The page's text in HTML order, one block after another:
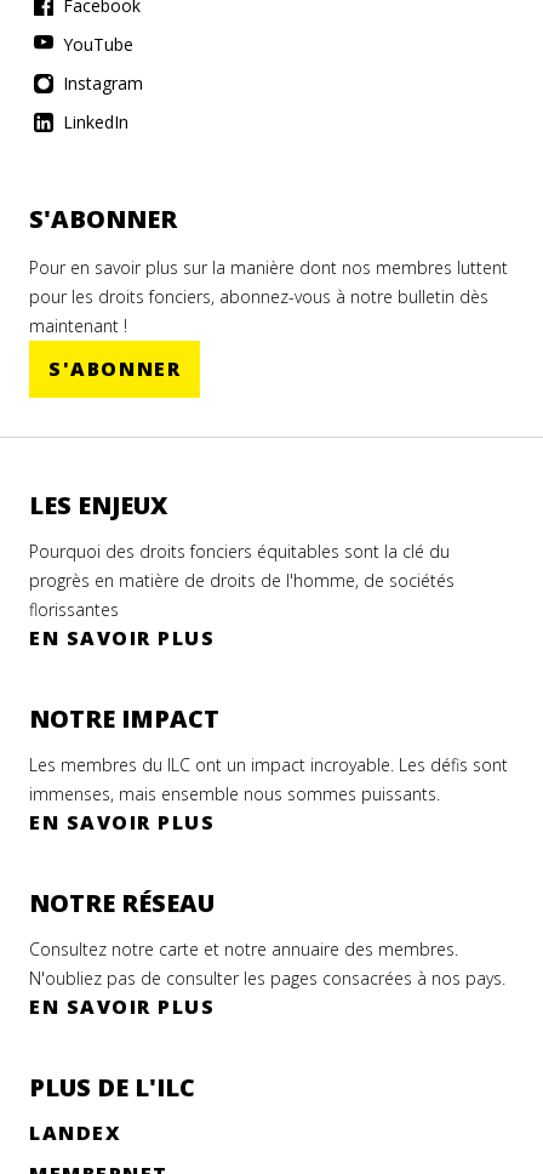
Facebook
YouTube
Instagram
LinkedIn
S'ABONNER
Pour en savoir plus sur la manière dont nos membres luttent
pour les droits fonciers, abonnez-vous à notre bulletin dès
maintenant !
S'ABONNER
LES ENJEUX
Pourquoi des droits fonciers équitables sont la clé du
progrès en matière de droits de l'homme, de sociétés
florissantes
EN SAVOIR PLUS
NOTRE IMPACT
Les membres du ILC ont un impact incroyable. Les défis sont
immenses, mais ensemble nous sommes puissants.
EN SAVOIR PLUS
NOTRE RÉSEAU
Consultez notre carte et notre annuaire des membres.
N'oubliez pas de consulter les pages consacrées à nos pays.
EN SAVOIR PLUS
PLUS DE L'ILC
LANDEX